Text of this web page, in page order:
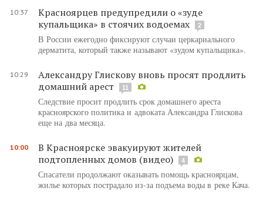
10:37
Красноярцев предупредили о «зуде
купальщика» в стоячих водоемах
2
В России ежегодно фиксируют случаи церкариального
дерматита, который также называют «зудом купальщика».
10:29
Александру Глискову вновь просят продлить
домашний арест
11
Следствие просит продлить срок домашнего ареста
красноярского политика и адвоката Александра Глискова
еще на два месяца.
10:00
В Красноярске эвакуируют жителей
подтопленных домов (видео)
4
Спасатели продолжают оказывать помощь красноярцам,
жилье которых пострадало из-за подъема воды в реке Кача.